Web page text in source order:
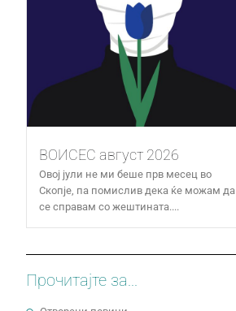
ВОИСЕС август 2026
Овој јули не ми беше прв месец во
Скопје, па помислив дека ќе можам да
се справам со жештината....
Прочитајте за...